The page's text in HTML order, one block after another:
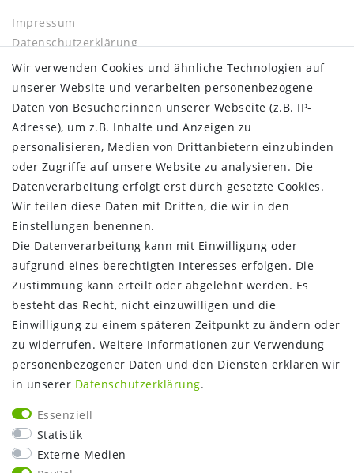
Impressum
Daten­schutz­erklärung
AGB
Barrierefreiheitserklärung
Widerrufs­recht
Kontakt
Vertrag widerrufen
INFORMATIONEN:
Zahlungsinformationen
Versandinformationen
Über uns
Gutschein
NEWS
Google Maps
Kundenbewertungen
Kontakt
Mein Konto
Warenkorb
Kasse
Vorteile
Wir verwenden Cookies und ähnliche Technologien auf
unserer Website und verarbeiten personenbezogene
Daten von Besucher:innen unserer Webseite (z.B. IP-
Adresse), um z.B. Inhalte und Anzeigen zu
personalisieren, Medien von Drittanbietern einzubinden
oder Zugriffe auf unsere Website zu analysieren. Die
Datenverarbeitung erfolgt erst durch gesetzte Cookies.
Wir teilen diese Daten mit Dritten, die wir in den
Einstellungen benennen.
Die Datenverarbeitung kann mit Einwilligung oder
aufgrund eines berechtigten Interesses erfolgen. Die
Zustimmung kann erteilt oder abgelehnt werden. Es
besteht das Recht, nicht einzuwilligen und die
Einwilligung zu einem späteren Zeitpunkt zu ändern oder
zu widerrufen. Weitere Informationen zur Verwendung
personenbezogener Daten und den Diensten erklären wir
in unserer Daten­schutz­erklärung.
Essenziell
Statistik
Externe Medien